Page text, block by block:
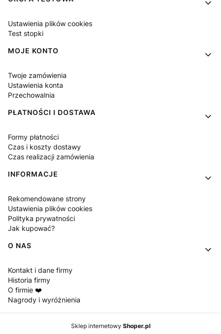
Ustawienia plików cookies
Test stopki
MOJE KONTO
Twoje zamówienia
Ustawienia konta
Przechowalnia
PŁATNOŚCI I DOSTAWA
Formy płatności
Czas i koszty dostawy
Czas realizacji zamówienia
INFORMACJE
Rekomendowane strony
Ustawienia plików cookies
Polityka prywatności
Jak kupować?
O NAS
Kontakt i dane firmy
Historia firmy
O firmie ❤️
Nagrody i wyróżnienia
Sklep internetowy Shoper.pl